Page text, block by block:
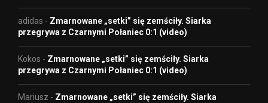
adidas - Zmarnowane „setki” się zemściły. Siarka
przegrywa z Czarnymi Połaniec 0:1 (video)
Kokos - Zmarnowane „setki” się zemściły. Siarka
przegrywa z Czarnymi Połaniec 0:1 (video)
Mariusz - Zmarnowane „setki” się zemściły. Siarka